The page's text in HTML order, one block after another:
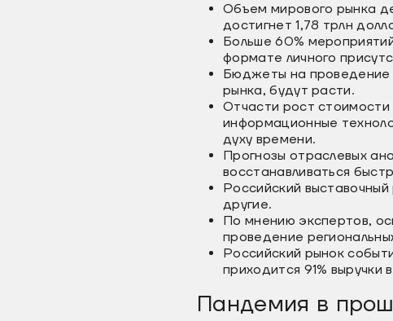
Объем мирового рынка
достигнет 1,78 трлн
Больше 60%
формате личного
Бюджеты на проведение
рынка, будут расти.
Отчасти рост
информационные
духу времени.
Прогнозы отраслевых
восстанавливаться
Российский
другие.
По мнению экспертов,
проведение
Российский рынок
приходится 91%
Пандемия в